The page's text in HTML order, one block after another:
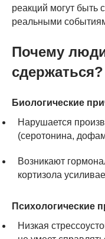
реакций могут быть
реальными
Почему
сдержаться?
Биологические
Нарушается
(серотонина,
Возникают
кортизола
Психологические
Низкая